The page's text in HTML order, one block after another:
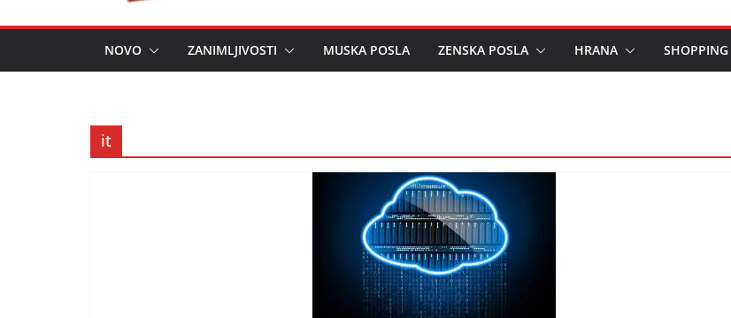
NOVO ZANIMLJIVOSTI MUSKA POSLA ZENSKA POSLA HRANA SHOPPING
it